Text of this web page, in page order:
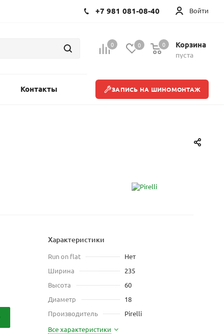
Войти
+7 981 081-08-40
0 0 Корзина
пуста
0
Контакты ЗАПИСЬ НА ШИНОМОНТАЖ
Характеристики
Run on flat
Нет
Ширина
235
Высота
60
Диаметр
18
Производитель
Pirelli
Все характеристики